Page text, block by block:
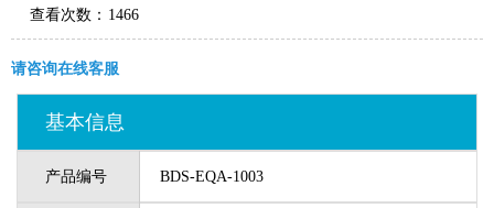
查看次数： 1466
请咨询在线客服
基本信息
产品编号 BDS-EQA-1003